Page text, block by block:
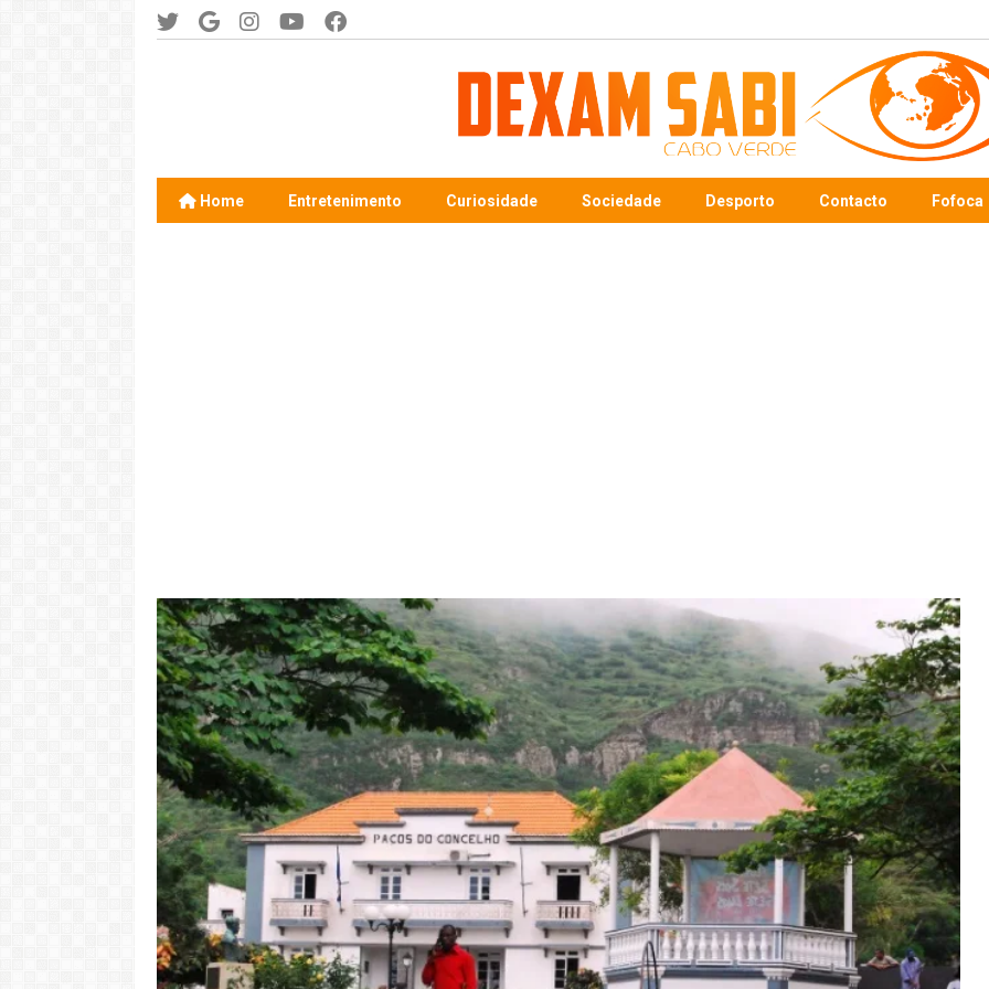
Home Entretenimento Curiosidade Sociedade Desporto Contacto Fofoca
"Com 16 anos fui para cama
com o Presidente "
LER MAIS
Video: Caboverdiana konta
motivo ki fazel larga
Portugal pa volta pa Cabo
Verde
LER MAIS
Video: Mãe e Pai
surpreendido na Cabo
Verde. Es ka sa speraba
LER MAIS